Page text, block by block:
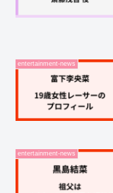
entertainment-news
entertainment-news